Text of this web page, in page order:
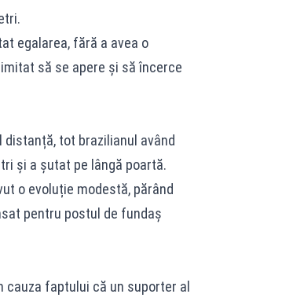
egalarea, fără a avea o
să se apere și să încerce
tot brazilianul având
și a șutat pe lângă poartă.
o evoluție modestă, părând
pentru postul de fundaș
faptului că un suporter al